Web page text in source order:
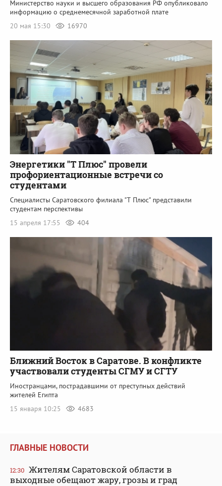
Министерство науки и высшего образования РФ опубликовало
информацию о среднемесячной заработной плате
20 мая 15:30
16970
Энергетики "Т Плюс" провели
профориентационные встречи со
студентами
Специалисты Саратовского филиала "Т Плюс" представили
студентам перспективы
15 апреля 17:55
404
Ближний Восток в Саратове. В конфликте
участвовали студенты СГМУ и СГТУ
Иностранцами, пострадавшими от преступных действий
жителей Египта
15 января 10:25
4683
ГЛАВНЫЕ НОВОСТИ
12:30 Жителям Саратовской области в
выходные обещают жару, грозы и град